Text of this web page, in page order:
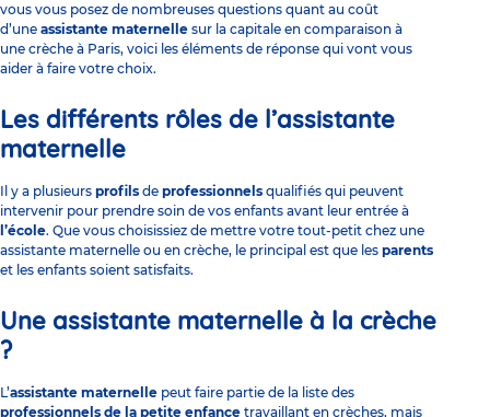
vous vous posez de nombreuses questions quant au coût
d’une assistante maternelle sur la capitale en comparaison à
une crèche à Paris, voici les éléments de réponse qui vont vous
aider à faire votre choix.
Les différents rôles de l’assistante
maternelle
Il y a plusieurs profils de professionnels qualifiés qui peuvent
intervenir pour prendre soin de vos enfants avant leur entrée à
l’école. Que vous choisissiez de mettre votre tout-petit chez une
assistante maternelle ou en crèche, le principal est que les parents
et les enfants soient satisfaits.
Une assistante maternelle à la crèche
?
L’assistante maternelle peut faire partie de la liste des
professionnels de la petite enfance travaillant en crèches, mais